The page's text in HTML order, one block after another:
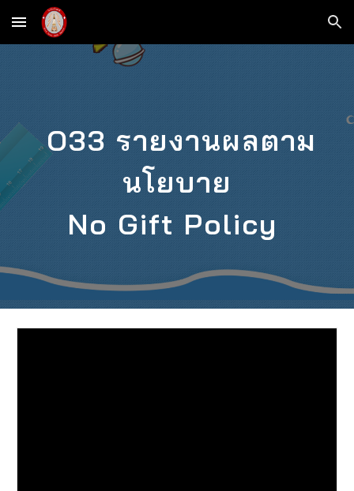
Skip to main content Skip to navigation
O33 รายงานผลตาม
นโยบาย
No Gift Policy